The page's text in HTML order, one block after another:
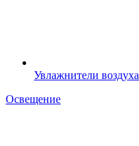
Увлажнители воздуха
Освещение